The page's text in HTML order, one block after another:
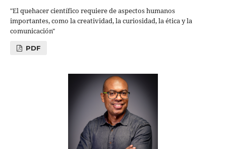
"El quehacer científico requiere de aspectos humanos
importantes, como la creatividad, la curiosidad, la ética y la
comunicación"
PDF